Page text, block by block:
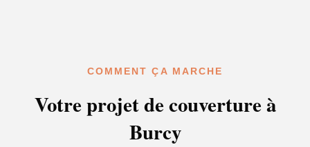
COMMENT ÇA MARCHE
Votre projet de couverture à
Burcy